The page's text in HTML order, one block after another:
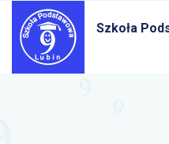
Szkoła